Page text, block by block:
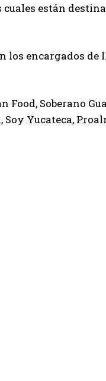
están
los encargados
Soberano
Yucateca,